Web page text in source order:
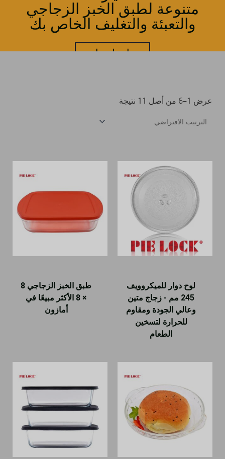
متنوعة لطبق الخبز الزجاجي
والتعبئة والتغليف الخاص بك
اتصل بنا
عرض 1–6 من أصل 11 نتيجة
لوح دوار للميكروويف
245 مم - زجاج متين
وعالي الجودة ومقاوم
للحرارة لتسخين
الطعام
طبق الخبز الزجاجي 8
× 8 الأكثر مبيعًا في
أمازون